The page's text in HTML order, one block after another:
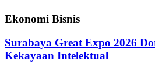
Ekonomi Bisnis
Surabaya Great Expo 2026
Kekayaan Intelektual